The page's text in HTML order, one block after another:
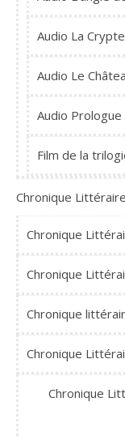
Audio La Crypte
Audio Le
Audio
Film de la
Chronique Littéraire
Chronique
Chronique
Chronique
Chronique
Chronique